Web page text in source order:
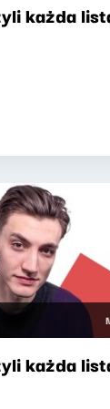
każda
każda